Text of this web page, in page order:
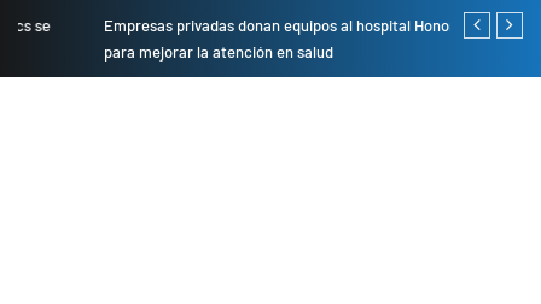
Empresas privadas donan equipos al hospital Honorio Delgado
para mejorar la atención en salud
Cambio de